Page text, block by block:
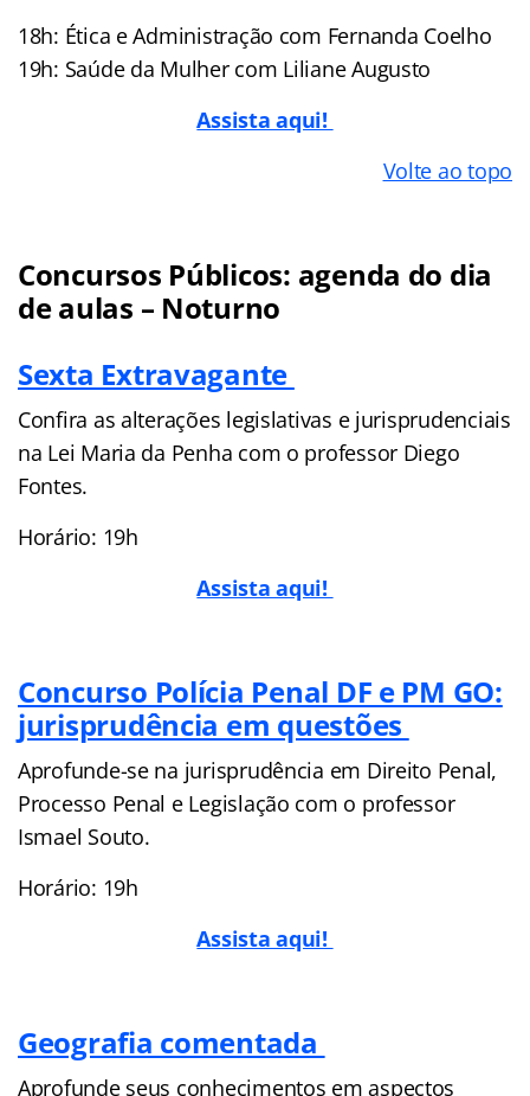
18h: Ética e Administração com Fernanda Coelho
19h: Saúde da Mulher com Liliane Augusto
Assista aqui!
Volte ao topo
Concursos Públicos: agenda do dia
de aulas – Noturno
Sexta Extravagante
Confira as alterações legislativas e jurisprudenciais
na Lei Maria da Penha com o professor Diego
Fontes.
Horário: 19h
Assista aqui!
Concurso Polícia Penal DF e PM GO:
jurisprudência em questões
Aprofunde-se na jurisprudência em Direito Penal,
Processo Penal e Legislação com o professor
Ismael Souto.
Horário: 19h
Assista aqui!
Geografia comentada
Aprofunde seus conhecimentos em aspectos